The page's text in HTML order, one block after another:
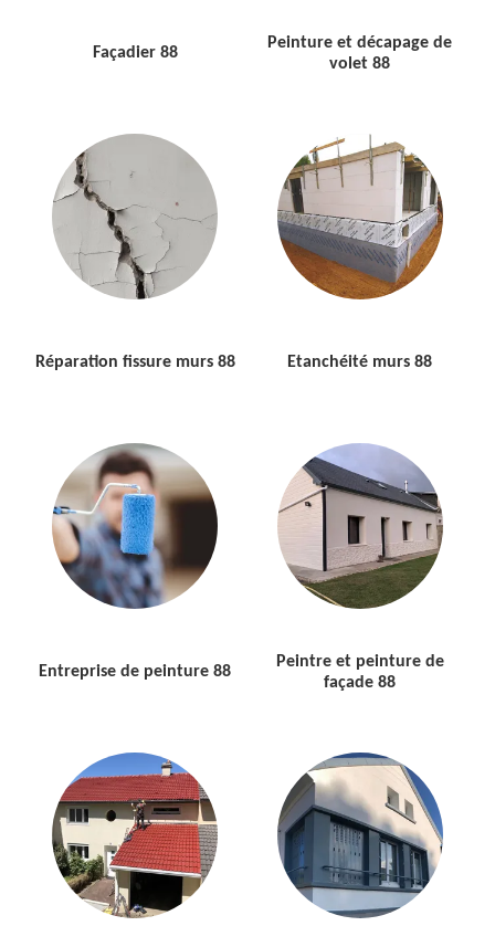
Façadier 88
Peinture et décapage de
volet 88
Réparation fissure murs 88 Etanchéité murs 88
Entreprise de peinture 88
Peintre et peinture de
façade 88